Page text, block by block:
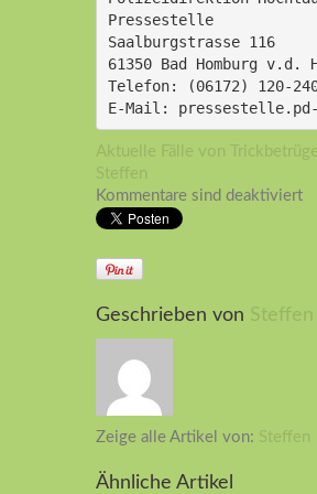
Pressestelle
Saalburgstrasse 116
61350 Bad Homburg v.d.
Telefon: (06172) 120-
E-Mail: pressestelle.pd-
Aktuelle Fälle von
Steffen
Kommentare sind deaktiviert
Geschrieben von Steffen
Zeige alle Artikel von: Steffen
Ähnliche Artikel